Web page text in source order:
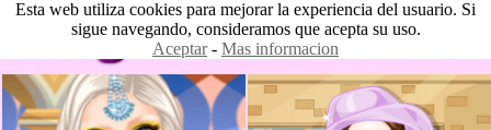
Esta web utiliza cookies para mejorar la experiencia del usuario. Si
sigue navegando, consideramos que acepta su uso.
Aceptar- Mas informacion